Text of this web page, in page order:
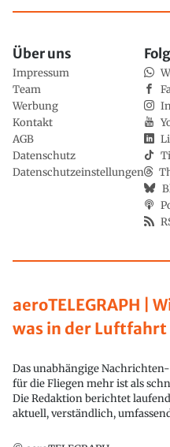
aeroTELEGRAPH |
was in der
Das unabhängige
für die Fliegen mehr ist als
Die Redaktion berichtet
aktuell, verständlich,
Über uns
Impressum
Team
Werbung
Kontakt
AGB
Datenschutz
Datenschutzeinstellungen